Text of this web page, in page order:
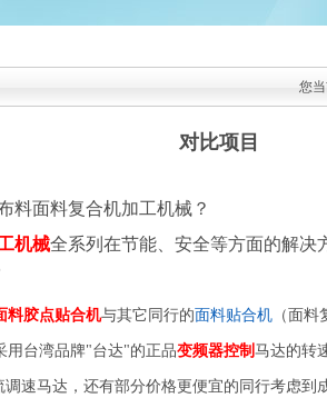
您当
对比项目
面料复合机加工机械？
机械全系列在节能、安全等方面的解决
料胶点贴合机与其它同行的面料贴合机 （面
用台湾品牌"台达"的正品变频器控制 马达的转
速马达，还有部分价格更便宜的同行考虑到